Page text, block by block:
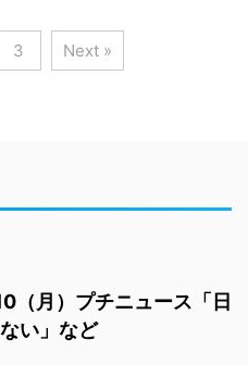
3 Next »
月）プチニュース「日
い」など